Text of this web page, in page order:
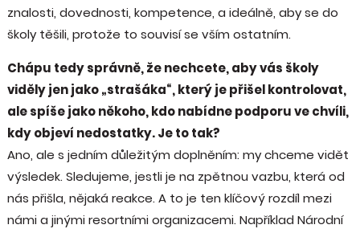
znalosti, dovednosti, kompetence, a ideálně, aby se do
školy těšili, protože to souvisí se vším ostatním.
Chápu tedy správně, že nechcete, aby vás školy
viděly jen jako „strašáka“, který je přišel kontrolovat,
ale spíše jako někoho, kdo nabídne podporu ve chvíli,
kdy objeví nedostatky. Je to tak?
Ano, ale s jedním důležitým doplněním: my chceme vidět
výsledek. Sledujeme, jestli je na zpětnou vazbu, která od
nás přišla, nějaká reakce. A to je ten klíčový rozdíl mezi
námi a jinými resortními organizacemi. Například Národní